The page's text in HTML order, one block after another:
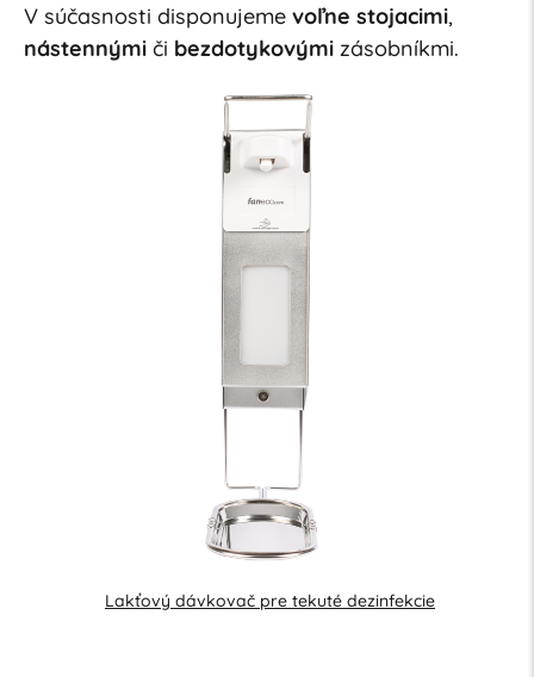
V súčasnosti disponujeme voľne stojacimi,
nástennýmiči bezdotykovými zásobníkmi.
Lakťový dávkovač pre tekuté dezinfekcie